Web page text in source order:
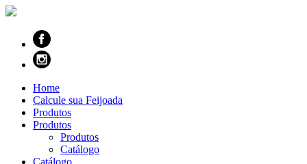
Home
Calcule sua Feijoada
Produtos
Produtos
Produtos
Catálogo
Catálogo